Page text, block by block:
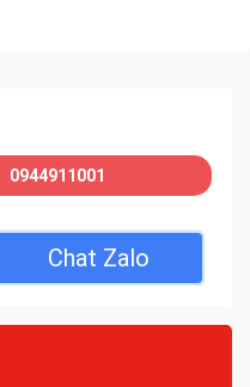
0944911001
Chat Zalo